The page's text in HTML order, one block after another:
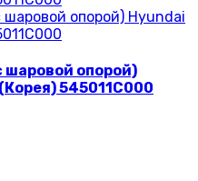
шаровой опорой)
545011C000